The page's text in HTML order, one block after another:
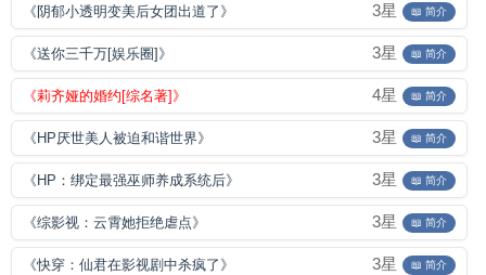
《阴郁小透明变美后女团出道了》 3星 📖 简介
《送你三千万[娱乐圈]》 3星 📖 简介
《莉齐娅的婚约[综名著]》 4星 📖 简介
《HP厌世美人被迫和谐世界》 3星 📖 简介
《HP：绑定最强巫师养成系统后》 3星 📖 简介
《综影视：云霄她拒绝虐点》 3星 📖 简介
《快穿：仙君在影视剧中杀疯了》 3星 📖 简介